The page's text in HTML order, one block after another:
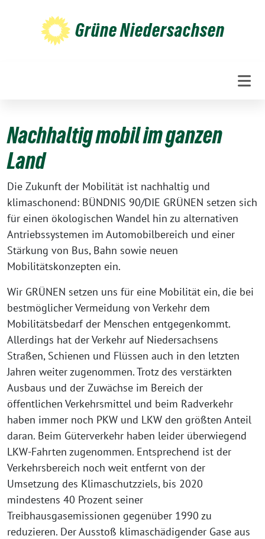
Grüne Niedersachsen
Nachhaltig mobil im ganzen
Land
Die Zukunft der Mobilität ist nachhaltig und
klimaschonend: BÜNDNIS 90/DIE GRÜNEN setzen sich
für einen ökologischen Wandel hin zu alternativen
Antriebssystemen im Automobilbereich und einer
Stärkung von Bus, Bahn sowie neuen
Mobilitätskonzepten ein.
Wir GRÜNEN setzen uns für eine Mobilität ein, die bei
bestmöglicher Vermeidung von Verkehr dem
Mobilitätsbedarf der Menschen entgegenkommt.
Allerdings hat der Verkehr auf Niedersachsens
Straßen, Schienen und Flüssen auch in den letzten
Jahren weiter zugenommen. Trotz des verstärkten
Ausbaus und der Zuwächse im Bereich der
öffentlichen Verkehrsmittel und beim Radverkehr
haben immer noch PKW und LKW den größten Anteil
daran. Beim Güterverkehr haben leider überwiegend
LKW-Fahrten zugenommen. Entsprechend ist der
Verkehrsbereich noch weit entfernt von der
Umsetzung des Klimaschutzziels, bis 2020
mindestens 40 Prozent seiner
Treibhausgasemissionen gegenüber 1990 zu
reduzieren. Der Ausstoß klimaschädigender Gase aus